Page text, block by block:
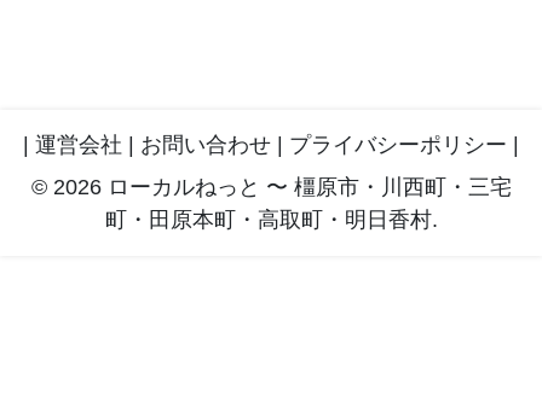
運営会社 お問い合わせ プライバシーポリシー
© 2026 ローカルねっと 〜 橿原市・川西町・三宅
町・田原本町・高取町・明日香村.